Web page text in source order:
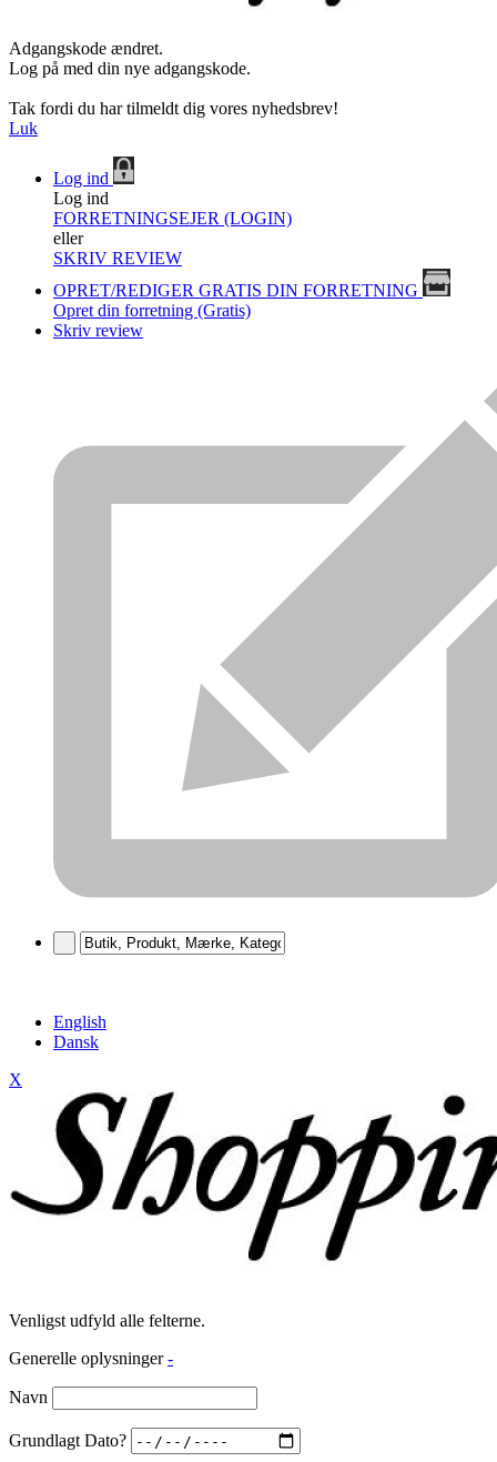
Adgangskode ændret.
Log på med din nye adgangskode.
Tak fordi du har tilmeldt dig vores nyhedsbrev!
Luk
Log ind
Log ind
FORRETNINGSEJER (LOGIN)
eller
SKRIV REVIEW
OPRET/REDIGER GRATIS DIN FORRETNING
Opret din forretning (Gratis)
Skriv review
English
Dansk
X
Venligst udfyld alle felterne.
Generelle oplysninger -
Navn
Grundlagt Dato?